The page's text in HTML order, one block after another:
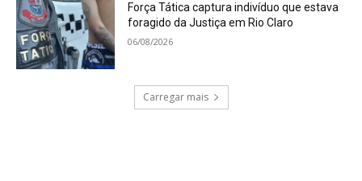
Força Tática captura indivíduo que estava
foragido da Justiça em Rio Claro
06/08/2026
Carregar mais